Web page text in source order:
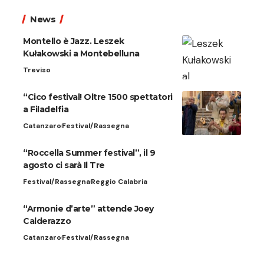
News
Montello è Jazz. Leszek
Kułakowski a Montebelluna
Treviso
“Cico festival! Oltre 1500 spettatori
a Filadelfia
CatanzaroFestival/Rassegna
“Roccella Summer festival”, il 9
agosto ci sarà Il Tre
Festival/RassegnaReggio Calabria
“Armonie d’arte” attende Joey
Calderazzo
CatanzaroFestival/Rassegna